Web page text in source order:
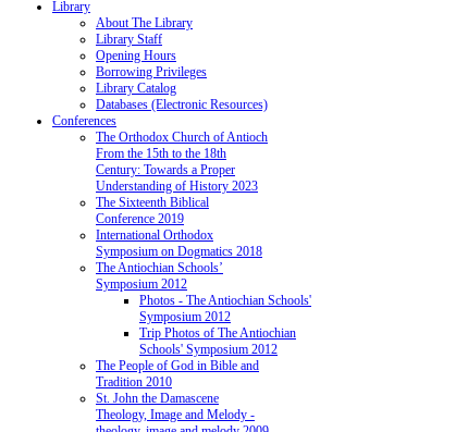
Library
About The Library
Library Staff
Opening Hours
Borrowing Privileges
Library Catalog
Databases (Electronic Resources)
Conferences
The Orthodox Church of Antioch
From the 15th to the 18th
Century: Towards a Proper
Understanding of History 2023
The Sixteenth Biblical
Conference 2019
International Orthodox
Symposium on Dogmatics 2018
The Antiochian Schools’
Symposium 2012
Photos - The Antiochian Schools'
Symposium 2012
Trip Photos of The Antiochian
Schools' Symposium 2012
The People of God in Bible and
Tradition 2010
St. John the Damascene
Theology, Image and Melody -